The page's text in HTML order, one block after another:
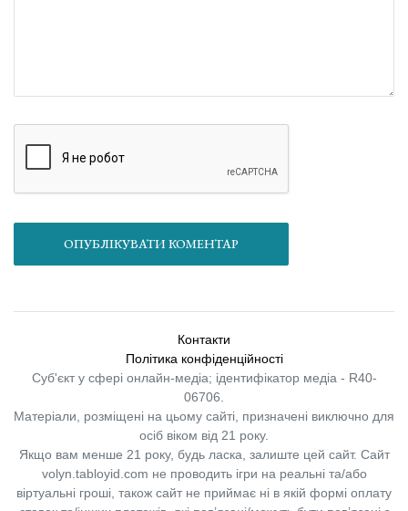
ОПУБЛІКУВАТИ КОМЕНТАР
Контакти
Політика конфіденційності
Суб'єкт у сфері онлайн-медіа; ідентифікатор медіа - R40-
06706.
Матеріали, розміщені на цьому сайті, призначені виключно для
осіб віком від 21 року.
Якщо вам менше 21 року, будь ласка, залиште цей сайт. Сайт
volyn.tabloyid.com не проводить ігри на реальні та/або
віртуальні гроші, також сайт не приймає ні в якій формі оплату